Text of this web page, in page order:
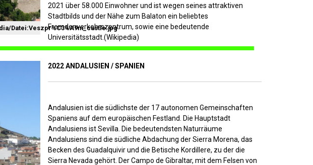
Datei:Veszpr%C3%A9m_castle.jpg
2021 über 58.000 Einwohner und ist wegen seines attraktiven
Stadtbilds und der Nähe zum Balaton ein beliebtes
Fremdenverkehrszentrum, sowie eine bedeutende
Universitätsstadt.(Wikipedia)
2022 ANDALUSIEN / SPANIEN
Andalusien ist die südlichste der 17 autonomen Gemeinschaften
Spaniens auf dem europäischen Festland. Die Hauptstadt
Andalusiens ist Sevilla. Die bedeutendsten Naturräume
Andalusiens sind die südliche Abdachung der Sierra Morena, das
Becken des Guadalquivir und die Betische Kordillere, zu der die
Sierra Nevada gehört. Der Campo de Gibraltar, mit dem Felsen von